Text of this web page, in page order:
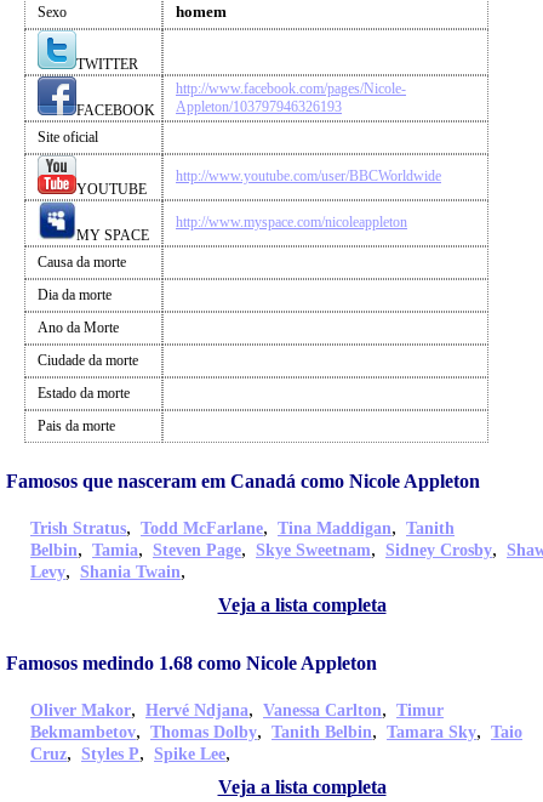
Sexo
homem
TWITTER
FACEBOOK
http://www.facebook.com/pages/Nicole-
Appleton/103797946326193
Site oficial
YOUTUBE
http://www.youtube.com/user/BBCWorldwide
MY SPACE
http://www.myspace.com/nicoleappleton
Causa da morte
Dia da morte
Ano da Morte
Ciudade da morte
Estado da morte
Pais da morte
Famosos que nasceram em Canadá como Nicole Appleton
Trish Stratus, Todd McFarlane, Tina Maddigan, Tanith
Belbin, Tamia, Steven Page, Skye Sweetnam, Sidney Crosby,
Levy, Shania Twain,
Veja a lista completa
Famosos medindo 1.68 como Nicole Appleton
Oliver Makor, Hervé Ndjana, Vanessa Carlton, Timur
Bekmambetov, Thomas Dolby, Tanith Belbin, Tamara Sky, Taio
Cruz, Styles P, Spike Lee,
Veja a lista completa